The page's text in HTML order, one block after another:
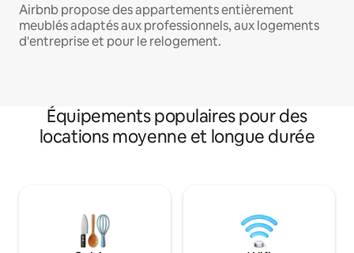
Airbnb propose des appartements entièrement
meublés adaptés aux professionnels, aux logements
d'entreprise et pour le relogement.
Équipements populaires pour des
locations moyenne et longue durée